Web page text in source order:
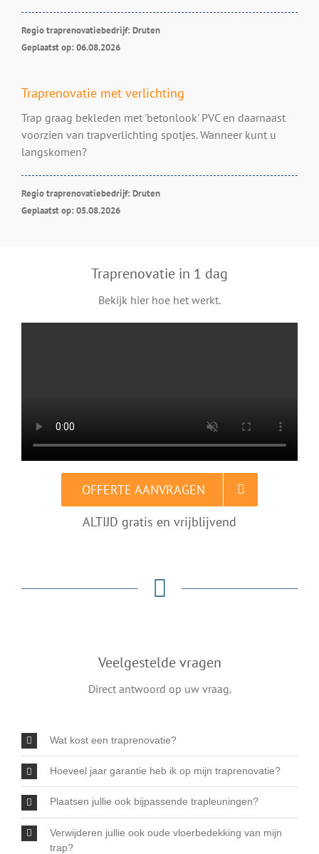
Regio traprenovatiebedrijf: Druten
Geplaatst op: 06.08.2026
Traprenovatie met verlichting
Trap graag bekleden met 'betonlook' PVC en daarnaast
voorzien van trapverlichting spotjes. Wanneer kunt u
langskomen?
Regio traprenovatiebedrijf: Druten
Geplaatst op: 05.08.2026
Traprenovatie in 1 dag
Bekijk hier hoe het werkt.
OFFERTE AANVRAGEN
ALTIJD gratis en vrijblijvend
Veelgestelde vragen
Direct antwoord op uw vraag.
Wat kost een traprenovatie?
Hoeveel jaar garantie heb ik op mijn traprenovatie?
Plaatsen jullie ook bijpassende trapleuningen?
Verwijderen jullie ook oude vloerbedekking van mijn
trap?